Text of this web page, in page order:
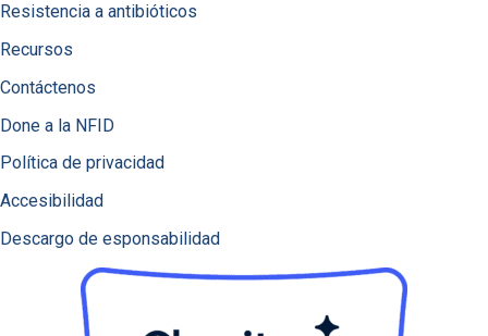
Resistencia a antibióticos
Recursos
Contáctenos
Done a la NFID
Política de privacidad
Accesibilidad
Descargo de esponsabilidad